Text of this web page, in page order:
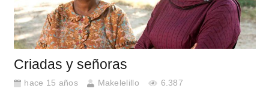
Criadas y señoras
hace 15 años Makelelillo 6.387